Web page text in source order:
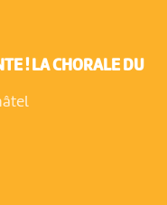
! LA CHORALE DU